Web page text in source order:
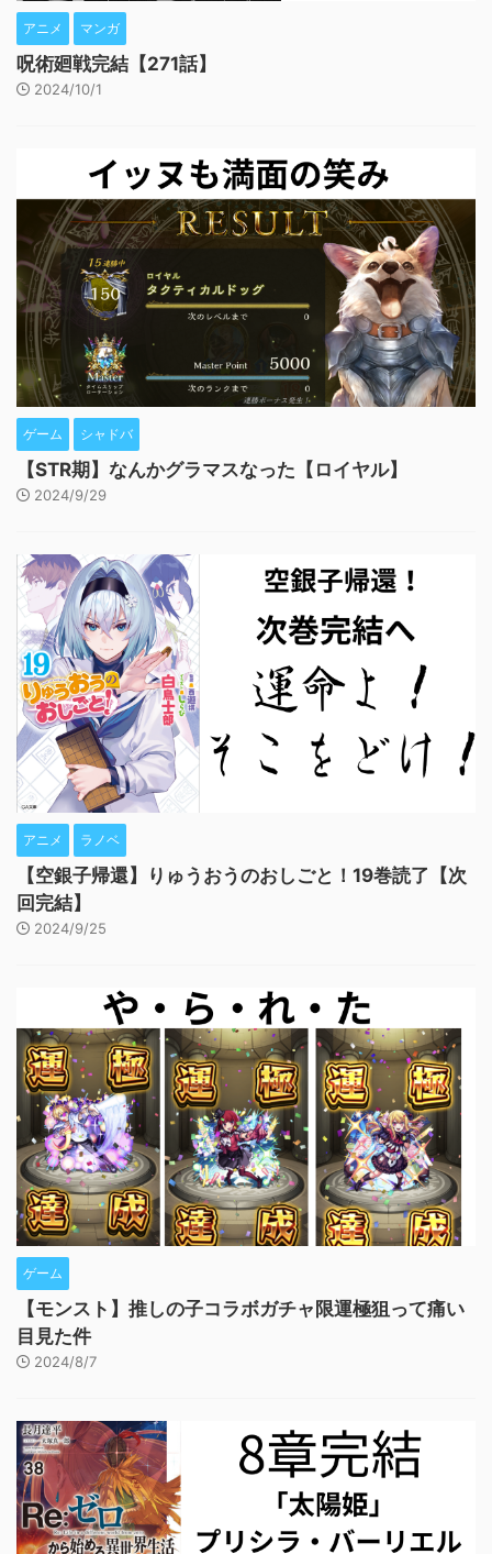
アニメ マンガ
呪術廻戦完結【271話】
2024/10/1
ゲーム シャドバ
【STR期】なんかグラマスなった【ロイヤル】
2024/9/29
アニメ ラノベ
【空銀子帰還】りゅうおうのおしごと！19巻読了【次
回完結】
2024/9/25
ゲーム
【モンスト】推しの子コラボガチャ限運極狙って痛い
目見た件
2024/8/7